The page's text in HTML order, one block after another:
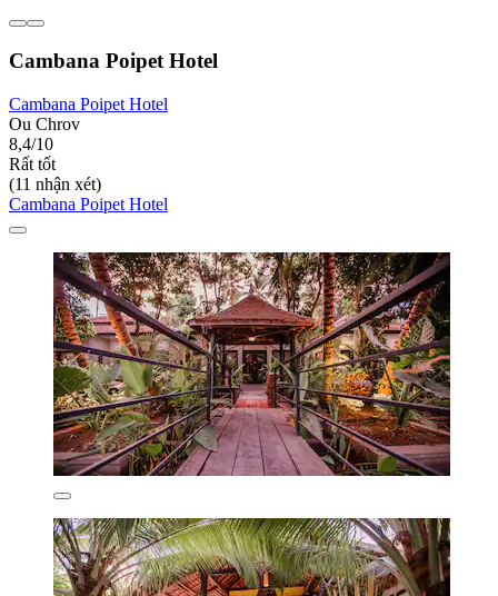
Cambana Poipet Hotel
Cambana Poipet Hotel
Ou Chrov
8,4/10
Rất tốt
(11 nhận xét)
Cambana Poipet Hotel